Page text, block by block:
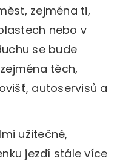
zejména ti,
nebo v
se bude
těch,
autoservisů a
užitečné,
jezdí stále více